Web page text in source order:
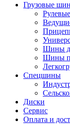
Грузовые
Шины
Шины
Спецшины
Диски
Сервис
Оплата и